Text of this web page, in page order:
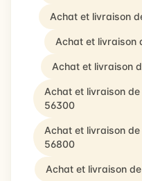
Achat et livraison
Achat et livraison
Achat et livraison
Achat et livraison
56300
Achat et livraison
56800
Achat et livraison